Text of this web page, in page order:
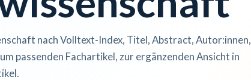
nach Volltext-Index, Titel, Abstract, Autor:innen,
passenden Fachartikel, zur ergänzenden Ansicht in